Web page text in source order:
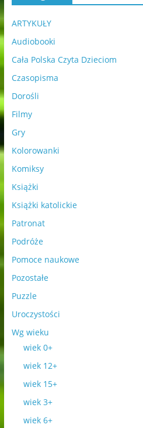
ARTYKUŁY
Audiobooki
Cała Polska Czyta Dzieciom
Czasopisma
Dorośli
Filmy
Gry
Kolorowanki
Komiksy
Książki
Książki katolickie
Patronat
Podróże
Pomoce naukowe
Pozostałe
Puzzle
Uroczystości
Wg wieku
wiek 0+
wiek 12+
wiek 15+
wiek 3+
wiek 6+